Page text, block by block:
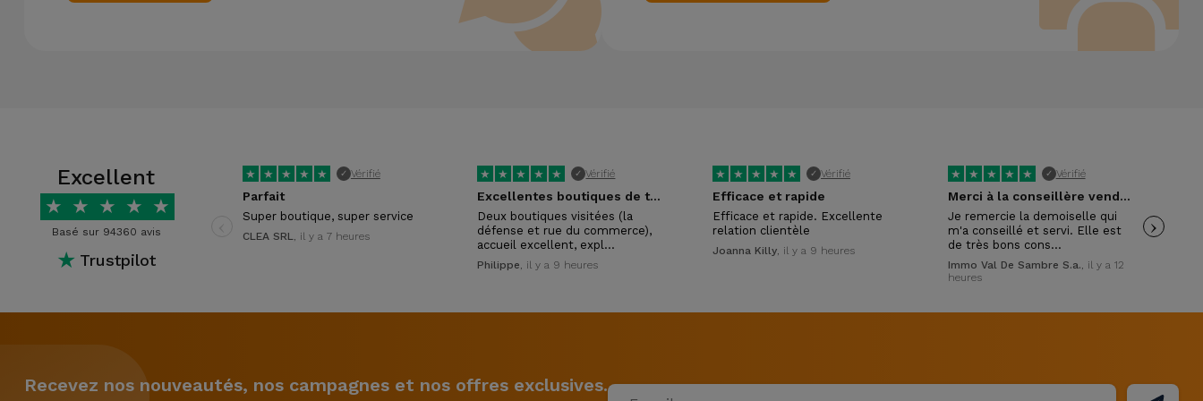
Excellent
★ ★ ★ ★ ★
Basé sur 94360 avis
★ Trustpilot
★ ★ ★ ★ ★ ✓ Vérifié
Parfait
Super boutique, super service
CLEA SRL, il y a 7 heures
★ ★ ★ ★ ★ ✓ Vérifié
Excellentes boutiques de téléphonie reconditionnée
Deux boutiques visitées (la
défense et rue du commerce),
accueil excellent, expl…
Philippe, il y a 9 heures
★ ★ ★ ★ ★ ✓ Vérifié
Efficace et rapide
Efficace et rapide. Excellente
relation clientèle
Joanna Killy, il y a 9 heures
★ ★ ★ ★ ★ ✓ Vérifié
Merci à la conseillère vendeuse
Je remercie la demoiselle qui
m'a conseillé et servi. Elle est
de très bons cons…
Immo Val De Sambre S.a., il y a 12
heures
›
Recevez nos nouveautés, nos campagnes et nos offres exclusives.